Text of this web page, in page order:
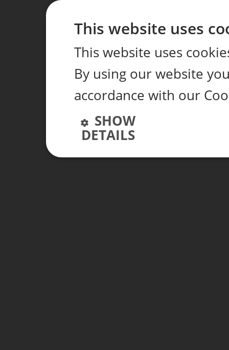
This website uses
This website uses
By using our website
accordance with our
SHOW
DETAILS